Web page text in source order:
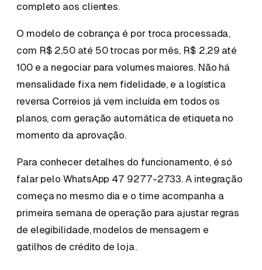
completo aos clientes.
O modelo de cobrança é por troca processada,
com R$ 2,50 até 50 trocas por mês, R$ 2,29 até
100 e a negociar para volumes maiores. Não há
mensalidade fixa nem fidelidade, e a logística
reversa Correios já vem incluída em todos os
planos, com geração automática de etiqueta no
momento da aprovação.
Para conhecer detalhes do funcionamento, é só
falar pelo WhatsApp 47 9277-2733. A integração
começa no mesmo dia e o time acompanha a
primeira semana de operação para ajustar regras
de elegibilidade, modelos de mensagem e
gatilhos de crédito de loja.